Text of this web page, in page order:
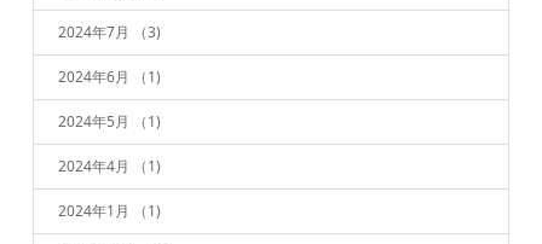
2024年7月 （3)
2024年6月 （1)
2024年5月 （1)
2024年4月 （1)
2024年1月 （1)